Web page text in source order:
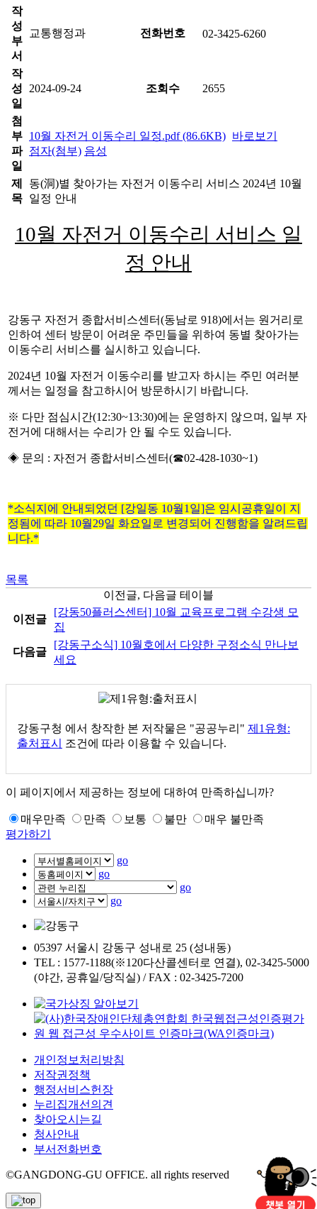
작
성
부
서
교통행정과 전화번호 02-3425-6260
작
성
일
2024-09-24 조회수 2655
첨
부
파
일
10월 자전거 이동수리 일정.pdf (86.6KB) 바로보기
점자(첨부) 음성
제
목
동(洞)별 찾아가는 자전거 이동수리 서비스 2024년 10월
일정 안내
10월 자전거 이동수리 서비스 일
정 안내
강동구 자전거 종합서비스센터(동남로 918)에서는 원거리로
인하여 센터 방문이 어려운 주민들을 위하여 동별 찾아가는
이동수리 서비스를 실시하고 있습니다.
2024년 10월 자전거 이동수리를 받고자 하시는 주민 여러분
께서는 일정을 참고하시어 방문하시기 바랍니다.
※ 다만 점심시간(12:30~13:30)에는 운영하지 않으며, 일부 자
전거에 대해서는 수리가 안 될 수도 있습니다.
◈ 문의 : 자전거 종합서비스센터(☎02-428-1030~1)
*소식지에 안내되었던 [강일동 10월1일]은 임시공휴일이 지
정됨에 따라 10월29일 화요일로 변경되어 진행함을 알려드립
니다.*
목록
이전글, 다음글 테이블
이전글
[강동50플러스센터] 10월 교육프로그램 수강생 모
집
다음글
[강동구소식] 10월호에서 다양한 구정소식 만나보
세요
강동구청 에서 창작한 본 저작물은 "공공누리" 제1유형:
출처표시
조건에 따라 이용할 수 있습니다.
이 페이지에서 제공하는 정보에 대하여 만족하십니까?
매우만족 만족 보통 불만
매우 불만족
평가하기
go
go
go
go
05397 서울시 강동구 성내로 25 (성내동)
TEL : 1577-1188(※120다산콜센터로 연결), 02-3425-5000
(야간, 공휴일/당직실) / FAX : 02-3425-7200
개인정보처리방침
저작권정책
행정서비스헌장
누리집개선의견
찾아오시는길
청사안내
부서전화번호
©GANGDONG-GU OFFICE. all rights reserved